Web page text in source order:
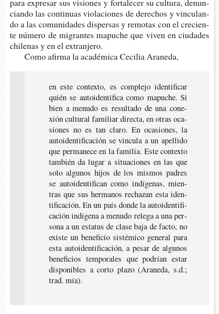
para expre­sar sus visio­nes y for­ta­le­cer su cul­tu­ra, denun­
cian­do las con­ti­nuas vio­la­cio­nes de dere­chos y vin­cu­lan­
do a las comu­ni­da­des dis­per­sas y remo­tas con el cre­cien­
te núme­ro de migran­tes mapu­che que viven en ciu­da­des
chi­le­nas y en el extranjero.
Como afir­ma la aca­dé­mi­ca Ceci­lia Araneda,
en este con­tex­to, es com­ple­jo iden­ti­fi­car
quién se auto­iden­ti­fi­ca como mapu­che. Si
bien a menu­do es resul­ta­do de una cone­
xión cul­tu­ral fami­liar direc­ta, en otras oca­
sio­nes no es tan claro. En oca­sio­nes, la
auto­iden­ti­fi­ca­ción se vin­cu­la a un ape­lli­do
que per­ma­ne­ce en la fami­lia. Este con­tex­to
tam­bién da lugar a situa­cio­nes en las que
solo algu­nos hijos de los mis­mos padres
se auto­iden­ti­fi­can como indí­ge­nas, mien­
tras que sus her­ma­nos recha­zan esta iden­
ti­fi­ca­ción. En un país donde la auto­iden­ti­fi­
ca­ción indí­ge­na a menu­do rele­ga a una per­
so­na a un esta­tus de clase baja de facto, no
exis­te un bene­fi­cio sis­té­mi­co gene­ral para
esta auto­iden­ti­fi­ca­ción, a pesar de algu­nos
bene­fi­cios tem­po­ra­les que podrían estar
dis­po­ni­bles a corto plazo (Ara­ne­da, s.d.;
trad. mía).